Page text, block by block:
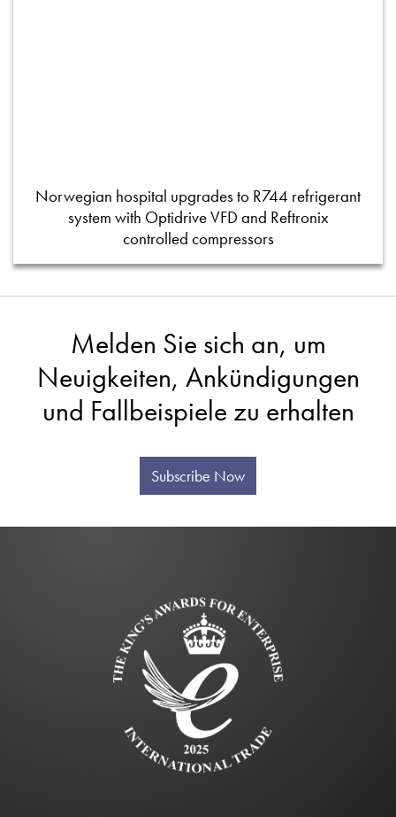
Norwegian hospital upgrades to R744 refrigerant
system with Optidrive VFD and Reftronix
controlled compressors
Melden Sie sich an, um
Neuigkeiten, Ankündigungen
und Fallbeispiele zu erhalten
Subscribe Now